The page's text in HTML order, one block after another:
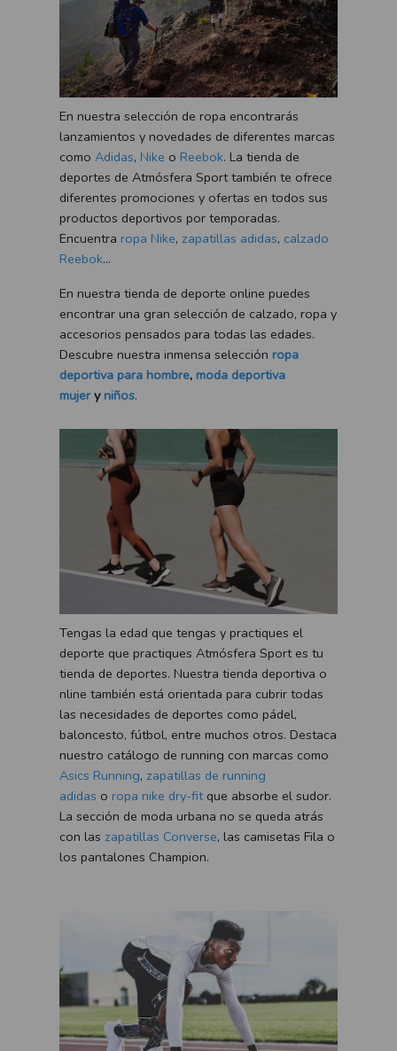
En nuestra selección de ropa encontrarás
lanzamientos y novedades de diferentes marcas
comoAdidas, Nike o Reebok. La tienda de
deportes de Atmósfera Sport también te ofrece
diferentes promociones y ofertas en todos sus
productos deportivos por temporadas.
Encuentra ropa Nike, zapatillas adidas, calzado
Reebok…
En nuestra tienda de deporte online puedes
encontrar una gran selección de calzado, ropa y
accesorios pensados para todas las edades.
Descubre nuestra inmensa selección ropa
deportiva para hombre, moda deportiva
mujery niños.
Tengas la edad que tengas y practiques el
deporte que practiques Atmósfera Sport es tu
tienda de deportes. Nuestra tienda deportiva o
nline también está orientada para cubrir todas
las necesidades de deportes como pádel,
baloncesto, fútbol, entre muchos otros. Destaca
nuestro catálogo de running con marcas como
Asics Running, zapatillas de running
adidas o ropa nike dry-fitque absorbe el sudor.
La sección de moda urbana no se queda atrás
con las zapatillas Converse, las camisetas Fila o
los pantalones Champion.